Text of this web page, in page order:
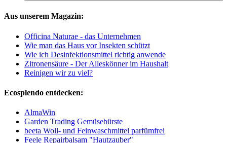
Aus unserem Magazin:
Officina Naturae - das Unternehmen
Wie man das Haus vor Insekten schützt
Wie ich Desinfektionsmittel richtig anwende
Zitronensäure - Der Alleskönner im Haushalt
Reinigen wir zu viel?
Ecosplendo entdecken:
AlmaWin
Garden Trading Gemüsebürste
beeta Woll- und Feinwaschmittel parfümfrei
Feele Repairbalsam "Hautzauber"